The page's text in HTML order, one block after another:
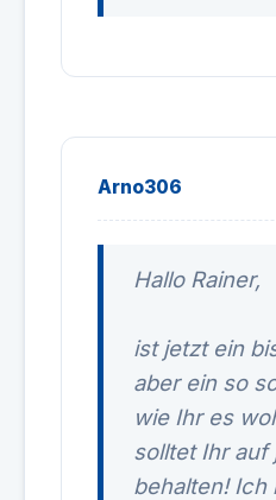
Arno306
Hallo Rainer,
ist jetzt ein
aber ein so
wie Ihr es
solltet Ihr auf
behalten! Ich